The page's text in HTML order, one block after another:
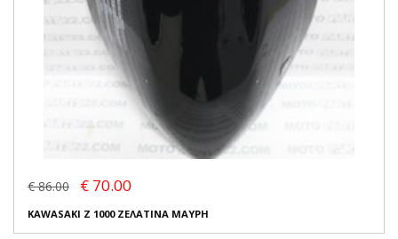
€ 86.00 € 70.00
KAWASAKI Z 1000 ΖΕΛΑΤΙΝΑ ΜΑΥΡΗ